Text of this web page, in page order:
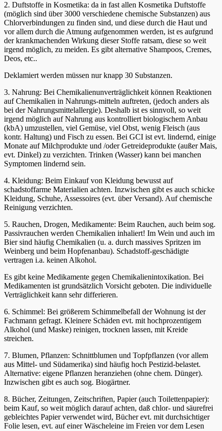
2. Duftstoffe in Kosmetika: da in fast allen Kosmetika Duftstoffe
(möglich sind über 3000 verschiedene chemische Substanzen) aus
Chlorverbindungen zu finden sind, und diese durch die Haut und
vor allem durch die Atmung aufgenommen werden, ist es aufgrund
der krankmachenden Wirkung dieser Stoffe ratsam, diese so weit
irgend möglich, zu meiden. Es gibt alternative Shampoos, Cremes,
Deos, etc..
Deklamiert werden müssen nur knapp 30 Substanzen.
3. Nahrung: Bei Chemikalienunverträglichkeit können Reaktionen
auf Chemikalien in Nahrungs-mitteln auftreten, (jedoch anders als
bei der Nahrungsmittelallergie). Deshalb ist es sinnvoll, so weit
irgend möglich auf Nahrung aus kontrolliert biologischem Anbau
(kbA) umzustellen, viel Gemüse, viel Obst, wenig Fleisch (aus
kontr. Haltung) und Fisch zu essen. Bei GCI ist evt. lindernd, einige
Monate auf Milchprodukte und /oder Getreideprodukte (außer Mais,
evt. Dinkel) zu verzichten. Trinken (Wasser) kann bei manchen
Symptomen lindernd sein.
4. Kleidung: Beim Einkauf von Kleidung bewusst auf
schadstoffarme Materialien achten. Inzwischen gibt es auch schicke
Kleidung, Schuhe, Assessoires (evt. über Versand). Auf chemische
Reinigung verzichten.
5. Rauchen, Drogen, Medikamente: Beim Rauchen, auch beim sog.
Passivrauchen werden Chemikalien inhaliert! Im Wein und auch im
Bier sind häufig Chemikalien (u. a. durch massives Spritzen im
Weinberg und beim Hopfenanbau). Schadstoff-geschädigte
vertragen i.a. keinen Alkohol.
Es gibt keine Medikamente gegen Chemikalienintoxikation. Bei
Medikamenten ist grundsätzlich Vorsicht geboten. Die individuelle
Verträglichkeit kann sehr differieren.
6. Schimmel: Bei größerem Schimmelbefall der Wohnung ist der
Fachmann gefragt. Kleinere Schäden evt. mit hochprozentigem
Alkohol (und Maske) reinigen, trocknen lassen, mit Kreide
streichen.
7. Blumen, Pflanzen: Schnittblumen und Topfpflanzen (vor allem
aus Mittel- und Südamerika) sind häufig hoch Pestizid-belastet.
Alternative: eigene Pflanzen heranziehen (ohne chem. Dünger).
Inzwischen gibt es auch sog. Biogärtner.
8. Bücher, Zeitungen, Zeitschriften, Papier (auch Toilettenpapier):
beim Kauf, so weit möglich darauf achten, daß chlor- und säurefrei
gebleichtes Papier verwendet wird, Bücher evt. mit durchsichtiger
Folie lesen, evt. auf einer Wäscheleine im Freien vor dem Lesen